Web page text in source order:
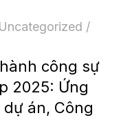
Uncategorized
công sự
2025: Ứng
án, Công